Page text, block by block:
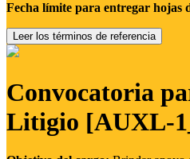
Fecha límite para entregar hojas
Leer los términos de referencia
Convocatoria
Litigio [AUXL-